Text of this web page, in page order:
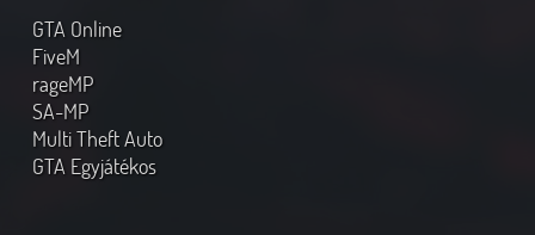
GTA Online
FiveM
rageMP
SA-MP
Multi Theft Auto
GTA Egyjátékos